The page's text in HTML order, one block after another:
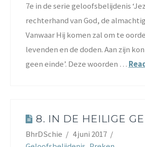
7e in de serie geloofsbelijdenis
rechterhand van God, de
Vanwaar Hij komen zal om te
levenden en de doden. Aan zijn
geen einde’. Deze woorden …
8. IN DE HEILIGE
BhrDSchie
4 juni 2017